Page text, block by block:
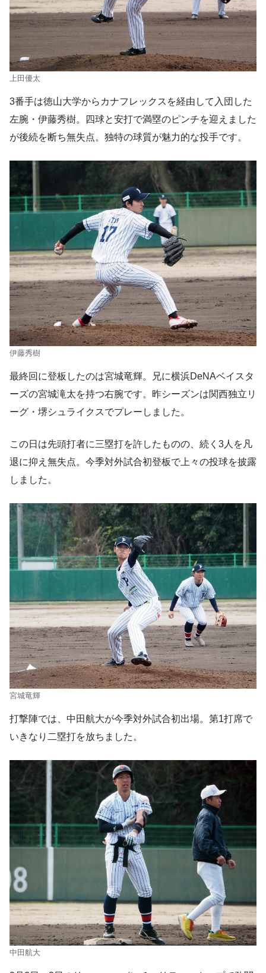
上田優太
3番手は徳山大学からカナフレックスを経由して入団した
左腕・伊藤秀樹。四球と安打で満塁のピンチを迎えました
が後続を断ち無失点。独特の球質が魅力的な投手です。
伊藤秀樹
最終回に登板したのは宮城竜輝。兄に横浜DeNAベイスタ
ーズの宮城滝太を持つ右腕です。昨シーズンは関西独立リ
ーグ・堺シュライクスでプレーしました。
この日は先頭打者に三塁打を許したものの、続く3人を凡
退に抑え無失点。今季対外試合初登板で上々の投球を披露
しました。
宮城竜輝
打撃陣では、中田航大が今季対外試合初出場。第1打席で
いきなり二塁打を放ちました。
中田航大